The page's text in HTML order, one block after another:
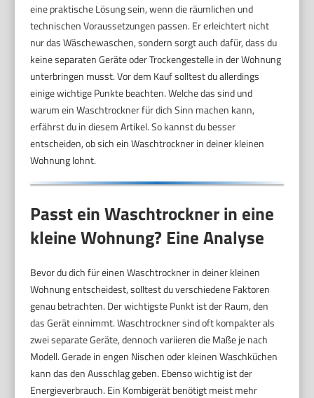
eine praktische Lösung sein, wenn die räumlichen und
technischen Voraussetzungen passen. Er erleichtert nicht
nur das Wäschewaschen, sondern sorgt auch dafür, dass du
keine separaten Geräte oder Trockengestelle in der Wohnung
unterbringen musst. Vor dem Kauf solltest du allerdings
einige wichtige Punkte beachten. Welche das sind und
warum ein Waschtrockner für dich Sinn machen kann,
erfährst du in diesem Artikel. So kannst du besser
entscheiden, ob sich ein Waschtrockner in deiner kleinen
Wohnung lohnt.
Passt ein Waschtrockner in eine
kleine Wohnung? Eine Analyse
Bevor du dich für einen Waschtrockner in deiner kleinen
Wohnung entscheidest, solltest du verschiedene Faktoren
genau betrachten. Der wichtigste Punkt ist der Raum, den
das Gerät einnimmt. Waschtrockner sind oft kompakter als
zwei separate Geräte, dennoch variieren die Maße je nach
Modell. Gerade in engen Nischen oder kleinen Waschküchen
kann das den Ausschlag geben. Ebenso wichtig ist der
Energieverbrauch. Ein Kombigerät benötigt meist mehr